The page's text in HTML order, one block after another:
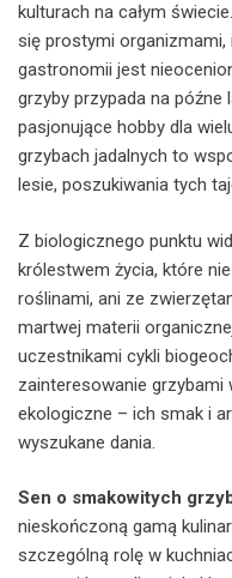
kulturach na całym
się prostymi
gastronomii jest
grzyby przypada na późne
pasjonujące hobby dla
grzybach jadalnych to
lesie, poszukiwania tych
Z biologicznego punktu
królestwem życia, które
roślinami, ani ze
martwej materii
uczestnikami cykli
zainteresowanie
ekologiczne – ich smak i
wyszukane dania.
Sen o smakowitych
nieskończoną gamą
szczególną rolę w